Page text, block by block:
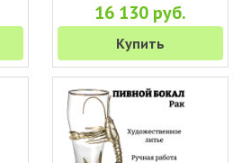
16 130 руб.
Купить